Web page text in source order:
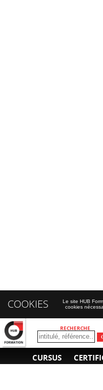
RECHERCHE
CURSUS
COOKIES
Le site HUB
cookies